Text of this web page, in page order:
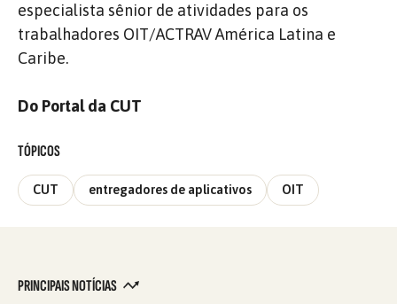
especialista sênior de atividades para os
trabalhadores OIT/ACTRAV América Latina e
Caribe.
Do Portal da CUT
TÓPICOS
CUT entregadores de aplicativos OIT
PRINCIPAIS NOTÍCIAS